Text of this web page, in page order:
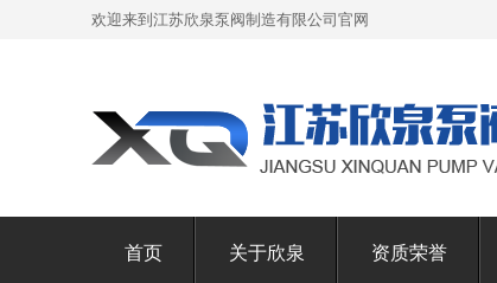
欢迎来到江苏欣泉泵阀制造有限公司官网
首页 关于欣泉 资质荣誉